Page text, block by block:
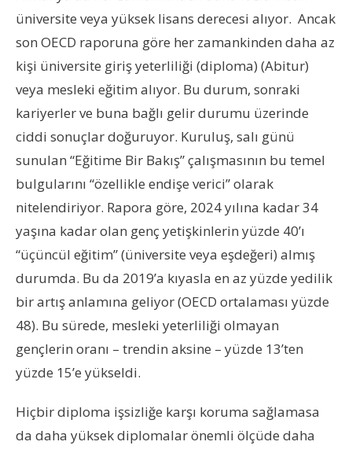
üniversite veya yüksek lisans derecesi alıyor. Ancak
son OECD raporuna göre her zamankinden daha az
kişi üniversite giriş yeterliliği (diploma) (Abitur)
veya mesleki eğitim alıyor. Bu durum, sonraki
kariyerler ve buna bağlı gelir durumu üzerinde
ciddi sonuçlar doğuruyor. Kuruluş, salı günü
sunulan “Eğitime Bir Bakış” çalışmasının bu temel
bulgularını “özellikle endişe verici” olarak
nitelendiriyor. Rapora göre, 2024 yılına kadar 34
yaşına kadar olan genç yetişkinlerin yüzde 40’ı
“üçüncül eğitim” (üniversite veya eşdeğeri) almış
durumda. Bu da 2019’a kıyasla en az yüzde yedilik
bir artış anlamına geliyor (OECD ortalaması yüzde
48). Bu sürede, mesleki yeterliliği olmayan
gençlerin oranı – trendin aksine – yüzde 13’ten
yüzde 15’e yükseldi.
Hiçbir diploma işsizliğe karşı koruma sağlamasa
da daha yüksek diplomalar önemli ölçüde daha